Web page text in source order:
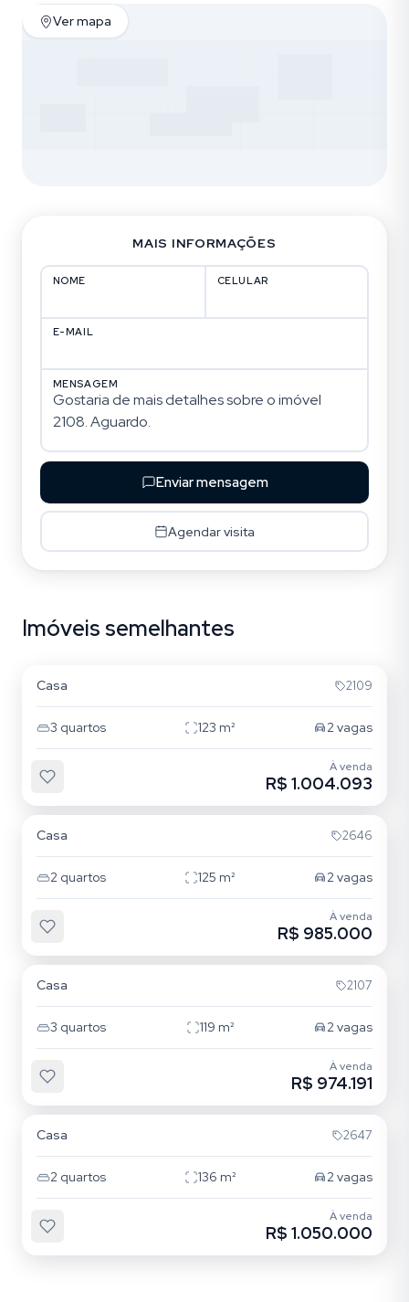
Ver mapa
MAIS INFORMAÇÕES
NOME CELULAR
E-MAIL
MENSAGEM
Enviar mensagem
Agendar visita
Imóveis semelhantes
Ribeirão da Ilha
Casa 2109
3 quartos 123 m² 2vagas
À venda
R$ 1.004.093
Casa 2646
2 quartos 125 m² 2vagas
À venda
R$ 985.000
Casa 2107
3 quartos 119 m² 2vagas
À venda
R$ 974.191
Casa 2647
2 quartos 136 m² 2vagas
À venda
R$ 1.050.000